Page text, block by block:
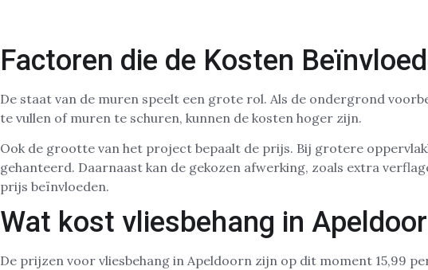
Factoren die de Kosten
De staat van de muren speelt een grote rol. Als de ondergrond
te vullen of muren te schuren, kunnen de kosten hoger zijn.
Ook de grootte van het project bepaalt de prijs. Bij grotere
gehanteerd. Daarnaast kan de gekozen afwerking, zoals extra
prijs beïnvloeden.
Wat kost vliesbehang in
De prijzen voor vliesbehang in Apeldoorn zijn op dit moment 15,99